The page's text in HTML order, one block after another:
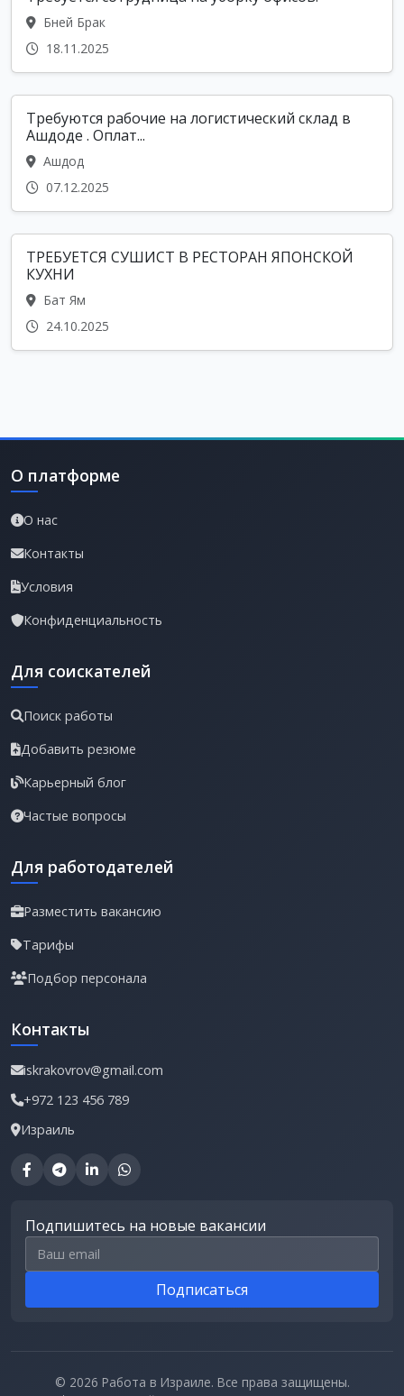
Бней Брак
18.11.2025
Требуются рабочие на логистический склад в
Ашдоде . Оплат...
Ашдод
07.12.2025
ТРЕБУЕТСЯ СУШИСТ В РЕСТОРАН ЯПОНСКОЙ
КУХНИ
Бат Ям
24.10.2025
О платформе
О нас
Контакты
Условия
Конфиденциальность
Для соискателей
Поиск работы
Добавить резюме
Карьерный блог
Частые вопросы
Для работодателей
Разместить вакансию
Тарифы
Подбор персонала
Контакты
iskrakovrov@gmail.com
+972 123 456 789
Израиль
Подпишитесь на новые вакансии
Email для подписки
Подписаться
© 2026 Работа в Израиле. Все права защищены.